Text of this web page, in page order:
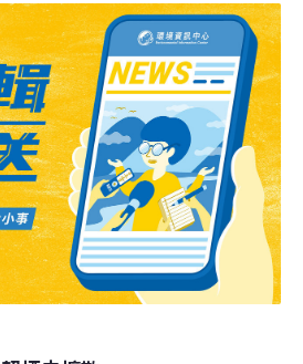
生殖系統方面的疾病，尤其是對
工作人員。該物質是用來製成塑
料，11月30日，紐澤西州南部的
）才因貨運火車翻覆意外，
民被迫疏散或留在室內。這是台
來面臨最高金額的罰款。2005當
府、聯邦政府達成和解，同意支
外支出84萬美元來改善廠房設備，
內降低污染排放量達45%。當